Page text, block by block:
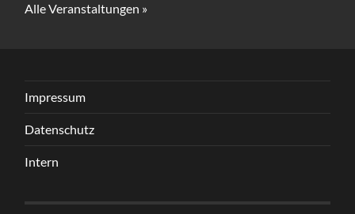
Alle Veranstaltungen »
Impressum
Datenschutz
Intern